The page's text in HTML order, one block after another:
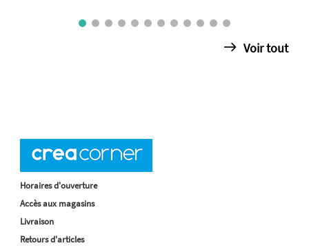
Voir tout
Horaires d'ouverture
Accès aux magasins
Livraison
Retours d'articles